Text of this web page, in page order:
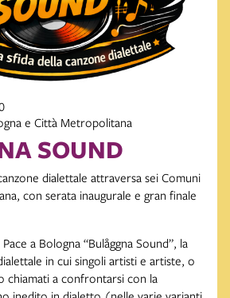
e Città Metropolitana
SOUND
dialettale attraversa sei Comuni
con serata inaugurale e gran finale
a Bologna “Bulåggna Sound”, la
in cui singoli artisti e artiste, o
chiamati a confrontarsi con la